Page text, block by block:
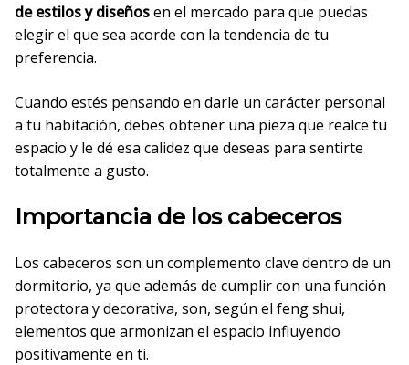
de estilos y diseñosen el mercado para que puedas
elegir el que sea acorde con la tendencia de tu
preferencia.
Cuando estés pensando en darle un carácter personal
a tu habitación, debes obtener una pieza que realce tu
espacio y le dé esa calidez que deseas para sentirte
totalmente a gusto.
Importancia de los cabeceros
Los cabeceros son un complemento clave dentro de un
dormitorio, ya que además de cumplir con una función
protectora y decorativa, son, según el feng shui,
elementos que armonizan el espacio influyendo
positivamente en ti.